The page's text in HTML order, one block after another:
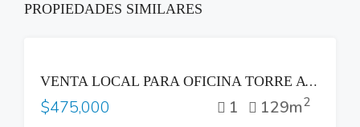
PROPIEDADES SIMILARES
VENTA LOCAL PARA OFICINA TORRE AVANTE
$475,000 1 129m2